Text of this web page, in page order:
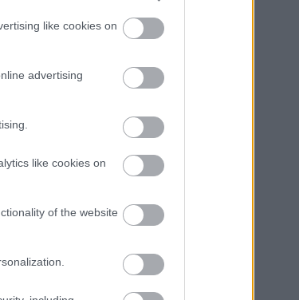
like cookies on
advertising
like cookies on
of the website
βοηθός MBUX
σε ένα μεγάλο φάσμα
ChatGPT προσφέρει
Azure OpenAI Service και
Bing. Απρόσκοπτη
και συνεχίζει την
τρία εκατομμύρια οχήματα.
της Τεχνητής
φωνητικού βοηθού MBUX με